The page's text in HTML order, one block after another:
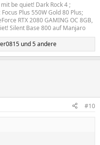
be quiet! Dark Rock 4 ;
Plus 550W Gold 80 Plus;
RTX 2080 GAMING OC 8GB,
Silent Base 800 auf Manjaro
und 5 andere
#10